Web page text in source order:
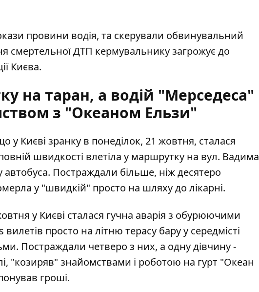
провини водія, та скерували обвинувальний
смертельної ДТП кермувальнику загрожує до
Києва.
на таран, а водій "Мерседеса"
з "Океаном Ельзи"
Києві зранку в понеділок, 21 жовтня, сталася
швидкості влетіла у маршрутку на вул. Вадима
Постраждали більше, ніж десятеро
у "швидкій" просто на шляху до лікарні.
у Києві сталася гучна аварія з обурюючими
вилетів просто на літню терасу баруу середмісті
Постраждали четверо з них, а одну дівчину -
"козиряв" знайомствами і роботою на гурт "Океан
гроші.